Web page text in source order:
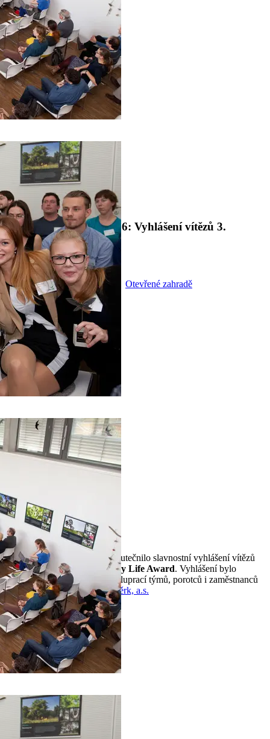
1
2
Domů
Tisk a média
Aktuality
Quarry Life Award 2016: Vyhlášení vítězů 3.
ročníku soutěže
13. Listopad 2016
V pátek 4. listopadu 2016 se v Otevřené zahradě
Nadace Partnerství v Brně uskutečnilo slavnostní vyhlášení vítězů
národního kola soutěže
Quarry Life Award. Vyhlášení bylo
hezkou tečkou za půlroční spoluprací týmů, porotců i zaměstnanců
společnostíČeskomoravský štěrk, a.s.